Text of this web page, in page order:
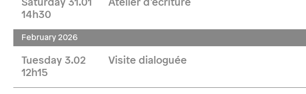
Saturday 31.01
14h30
Atelier d’écriture
February 2026
Tuesday 3.02
12h15
Visite dialoguée